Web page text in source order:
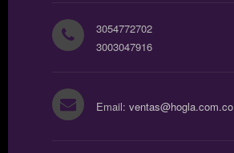
3054772702
3003047916
Email: ventas@hogla.com.co